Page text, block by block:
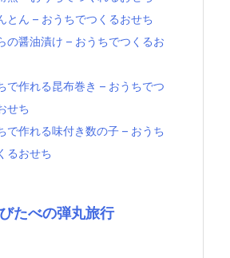
とん – おうちでつくるおせち
の醤油漬け – おうちでつくるお
で作れる昆布巻き – おうちでつ
せち
で作れる味付き数の子 – おうち
るおせち
たべの弾丸旅行